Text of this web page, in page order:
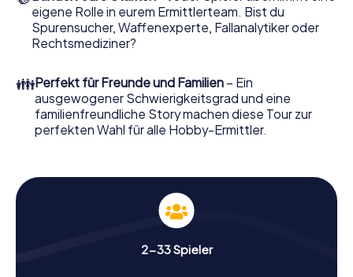
Nun fehlt Ihnen nur noch eine Kleinigkeit, um mit Ihren
Ermittlungen in Ommen zu starten: Ihr Ticketcode! Ordern
Jetzt starten Sie Ihren Online-Browser, geben Ihren Code
ein – und sind startklar!
Worauf warten Sie noch? Ommen zählt auf Sie!
eigene Rolle in eurem Ermittlerteam. Bist du
Spurensucher, Waffenexperte, Fallanalytiker oder
Rechtsmediziner?
👪Perfekt für Freunde und Familien – Ein
ausgewogener Schwierigkeitsgrad und eine
familienfreundliche Story machen diese Tour zur
perfekten Wahl für alle Hobby-Ermittler.
2-33 Spieler